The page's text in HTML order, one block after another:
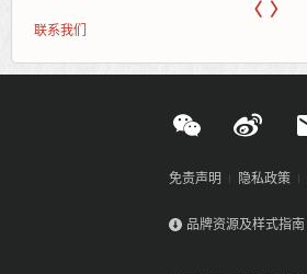
〈 〉
联系我们
免责声明 隐私政策
品牌资源及样式指南